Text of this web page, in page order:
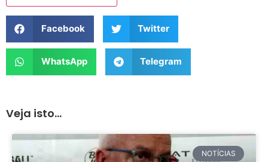
Facebook Twitter
WhatsApp Telegram
Veja isto...
NOTÍCIAS